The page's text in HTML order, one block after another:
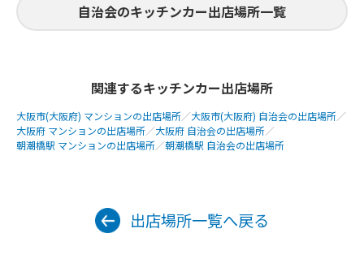
自治会のキッチンカー出店場所一覧
関連するキッチンカー出店場所
大阪市(大阪府) マンションの出店場所／大阪市(大阪府) 自治会の出店場所／
大阪府 マンションの出店場所／大阪府 自治会の出店場所／
朝潮橋駅 マンションの出店場所／朝潮橋駅 自治会の出店場所
出店場所一覧へ戻る